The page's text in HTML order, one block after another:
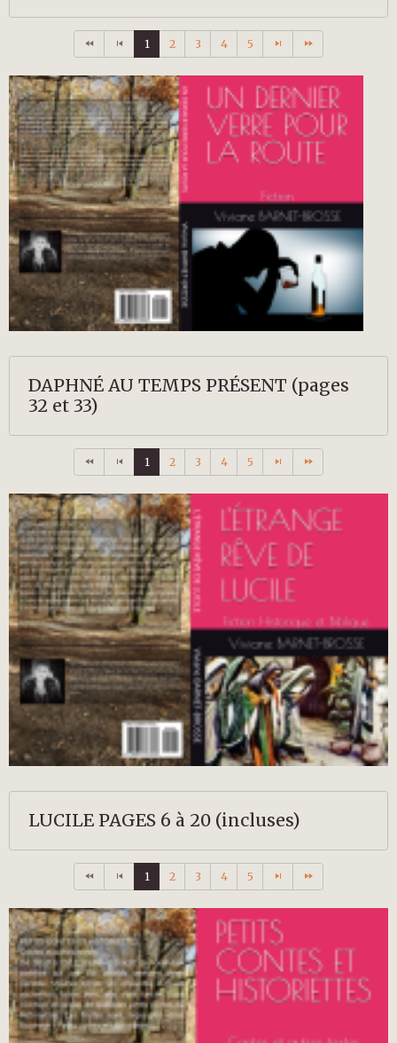
1 2 3 4 5
DAPHNÉ AU TEMPS PRÉSENT (pages
32 et 33)
1 2 3 4 5
LUCILE PAGES 6 à 20 (incluses)
1 2 3 4 5